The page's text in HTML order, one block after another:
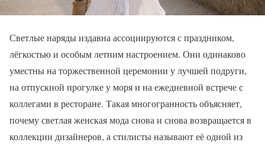
Светлые наряды издавна ассоциируются с праздником,
лёгкостью и особым летним настроением. Они одинаково
уместны на торжественной церемонии у лучшей подруги,
на отпускной прогулке у моря и на ежедневной встрече с
коллегами в ресторане. Такая многогранность объясняет,
почему светлая женская мода снова и снова возвращается в
коллекции дизайнеров, а стилисты называют её одной из